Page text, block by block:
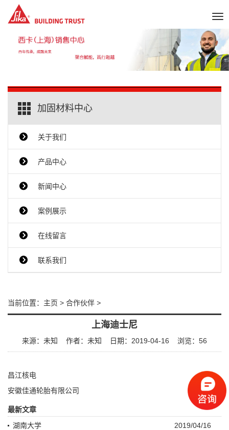
加固材料中心
关于我们
产品中心
新闻中心
案例展示
在线留言
联系我们
当前位置： 主页 > 合作伙伴 >
上海迪士尼
来源：未知 作者：未知 日期：2019-04-16 浏览： 56
昌江核电
安徽佳通轮胎有限公司
最新文章
2019/04/16
湖南大学